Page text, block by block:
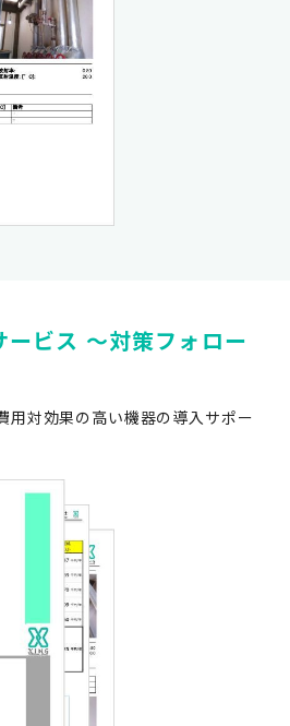
ビス ～対策フォロー
用対効果の高い機器の導入サポー